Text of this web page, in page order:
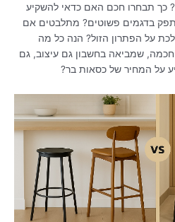
כך תבחרו חכם האם כדאי להשקיע
בדגמים פשוטים? מתלבטים אם
על הפתרון הזול? הנה כל מה
שמביאה בחשבון גם עיצוב, גם
על המחיר של כסאות בר?